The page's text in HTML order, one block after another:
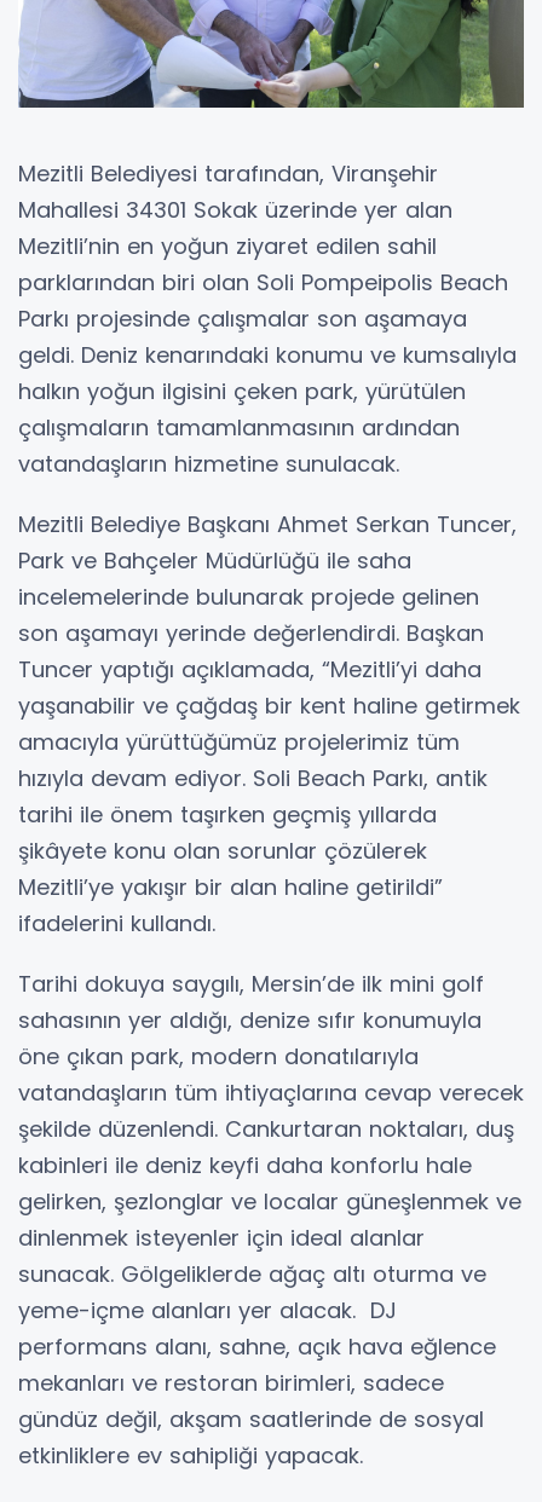
Mezitli Belediyesi tarafından, Viranşehir
Mahallesi 34301 Sokak üzerinde yer alan
Mezitli’nin en yoğun ziyaret edilen sahil
parklarından biri olan Soli Pompeipolis Beach
Parkı projesinde çalışmalar son aşamaya
geldi. Deniz kenarındaki konumu ve kumsalıyla
halkın yoğun ilgisini çeken park, yürütülen
çalışmaların tamamlanmasının ardından
vatandaşların hizmetine sunulacak.
Mezitli Belediye Başkanı Ahmet Serkan Tuncer,
Park ve Bahçeler Müdürlüğü ile saha
incelemelerinde bulunarak projede gelinen
son aşamayı yerinde değerlendirdi. Başkan
Tuncer yaptığı açıklamada, “Mezitli’yi daha
yaşanabilir ve çağdaş bir kent haline getirmek
amacıyla yürüttüğümüz projelerimiz tüm
hızıyla devam ediyor. Soli Beach Parkı, antik
tarihi ile önem taşırken geçmiş yıllarda
şikâyete konu olan sorunlar çözülerek
Mezitli’ye yakışır bir alan haline getirildi”
ifadelerini kullandı.
Tarihi dokuya saygılı, Mersin’de ilk mini golf
sahasının yer aldığı, denize sıfır konumuyla
öne çıkan park, modern donatılarıyla
vatandaşların tüm ihtiyaçlarına cevap verecek
şekilde düzenlendi. Cankurtaran noktaları, duş
kabinleri ile deniz keyfi daha konforlu hale
gelirken, şezlonglar ve localar güneşlenmek ve
dinlenmek isteyenler için ideal alanlar
sunacak. Gölgeliklerde ağaç altı oturma ve
yeme-içme alanları yer alacak. DJ
performans alanı, sahne, açık hava eğlence
mekanları ve restoran birimleri, sadece
gündüz değil, akşam saatlerinde de sosyal
etkinliklere ev sahipliği yapacak.